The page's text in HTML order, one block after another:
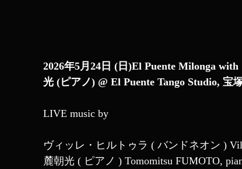
2026年5月24日 (日)El Puente Milonga
光 (ピアノ) @ El Puente Tango Studio, 宝
LIVE music by
ヴィッレ・ヒルトゥラ ( バンドネオン )
麓朝光 ( ピアノ ) Tomomitsu FUMOTO,